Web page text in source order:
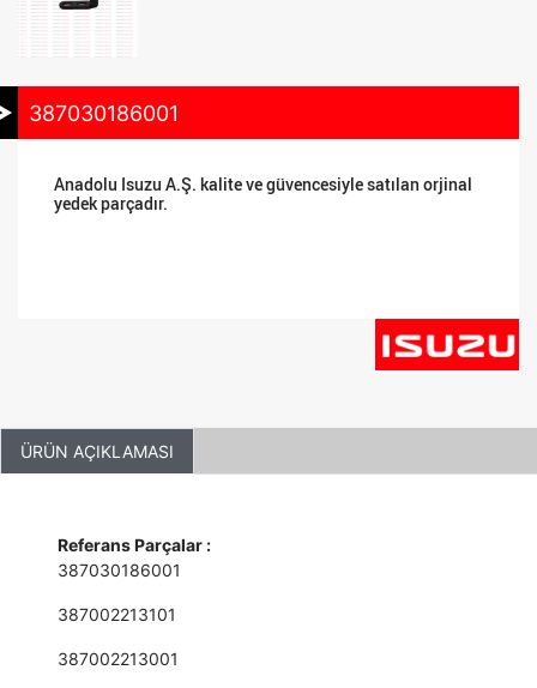
387030186001
Anadolu Isuzu A.Ş. kalite ve güvencesiyle satılan orjinal
yedek parçadır.
ÜRÜN AÇIKLAMASI
Referans Parçalar :
387030186001
387002213101
387002213001